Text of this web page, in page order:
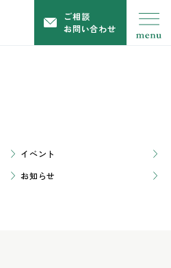
ご相談
お問い合わせ
イベント
お知らせ